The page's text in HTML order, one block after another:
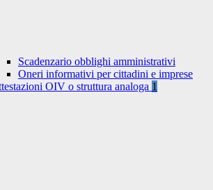
Scadenzario obblighi amministrativi
Oneri informativi per cittadini e imprese
OIV o struttura analoga 1